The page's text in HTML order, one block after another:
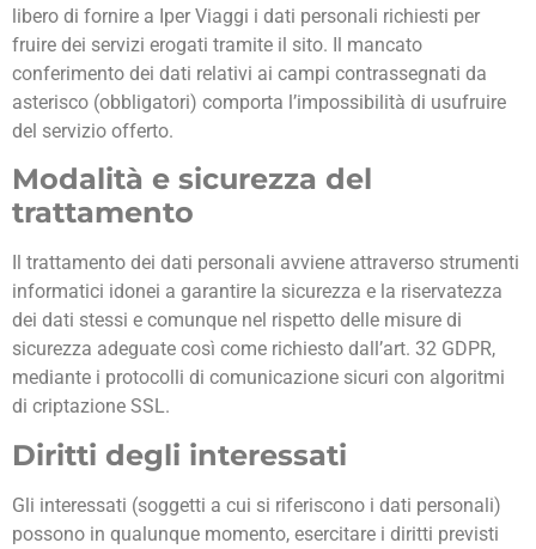
libero di fornire a Iper Viaggi i dati personali richiesti per
fruire dei servizi erogati tramite il sito. Il mancato
conferimento dei dati relativi ai campi contrassegnati da
asterisco (obbligatori) comporta l’impossibilità di usufruire
del servizio offerto.
Modalità e sicurezza del
trattamento
Il trattamento dei dati personali avviene attraverso strumenti
informatici idonei a garantire la sicurezza e la riservatezza
dei dati stessi e comunque nel rispetto delle misure di
sicurezza adeguate così come richiesto dall’art. 32 GDPR,
mediante i protocolli di comunicazione sicuri con algoritmi
di criptazione SSL.
Diritti degli interessati
Gli interessati (soggetti a cui si riferiscono i dati personali)
possono in qualunque momento, esercitare i diritti previsti